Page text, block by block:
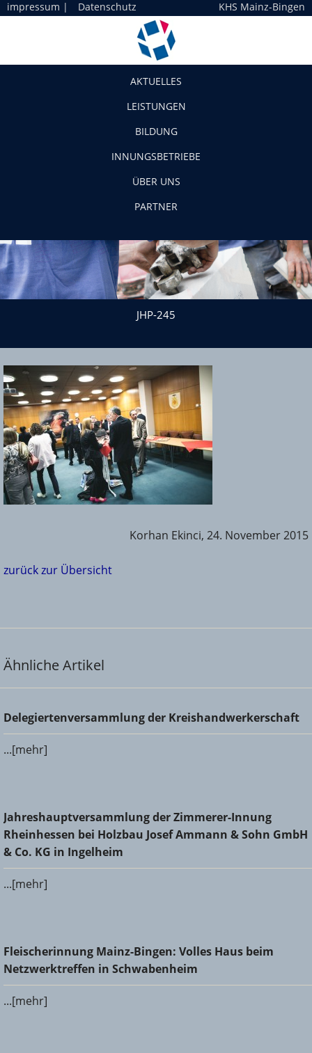
impressum | Datenschutz KHS Mainz-Bingen
AKTUELLES
LEISTUNGEN
BILDUNG
INNUNGSBETRIEBE
ÜBER UNS
PARTNER
JHP-245
Korhan Ekinci, 24. November 2015
zurück zur Übersicht
Ähnliche Artikel
Delegiertenversammlung der Kreishandwerkerschaft
Delegiertenversammlung der Kreishandwerkerschaft
...[mehr]
Jahreshauptversammlung der Zimmerer-Innung
Rheinhessen bei Holzbau Josef Ammann & Sohn GmbH &
Co. KG in Ingelheim
Jahreshauptversammlung der Zimmerer-Innung
Rheinhessen bei Holzbau Josef Ammann & Sohn GmbH
& Co. KG in Ingelheim
...[mehr]
Fleischerinnung Mainz-Bingen: Volles Haus beim
Netzwerktreffen in Schwabenheim
Fleischerinnung Mainz-Bingen: Volles Haus beim
Netzwerktreffen in Schwabenheim
...[mehr]